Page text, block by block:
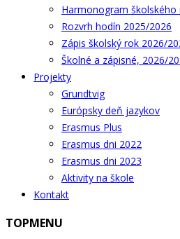
Harmonogram školského
Rozvrh hodín 2025/2026
Zápis školský rok 2026/
Školné a zápisné, 2026/
Projekty
Grundtvig
Európsky deň jazykov
Erasmus Plus
Erasmus dni 2022
Erasmus dni 2023
Aktivity na škole
Kontakt
TOPMENU